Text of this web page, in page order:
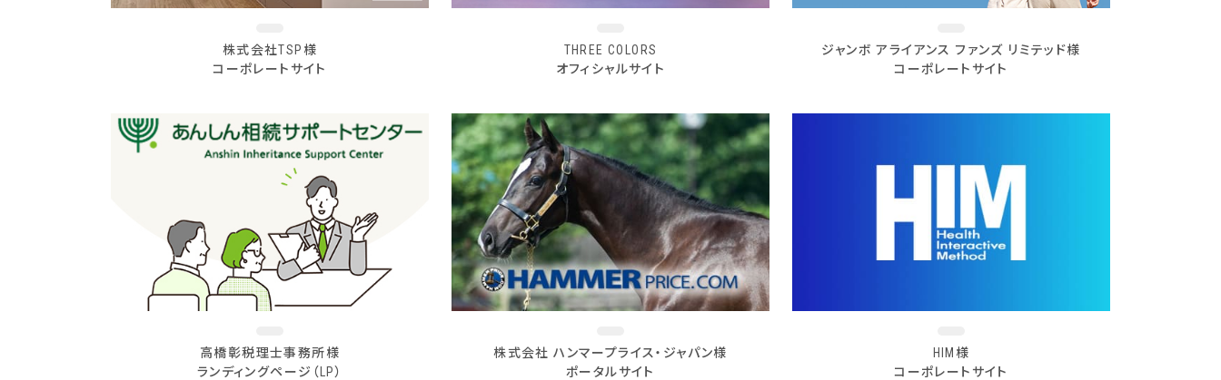
株式会社TSP様
コーポレートサイト
THREE COLORS
オフィシャルサイト
ジャンボ アライアンス ファンズ リミテッド様
コーポレートサイト
高橋彰税理士事務所様
ランディングページ（LP）
株式会社 ハンマープライス・ジャパン様
ポータルサイト
HIM様
コーポレートサイト